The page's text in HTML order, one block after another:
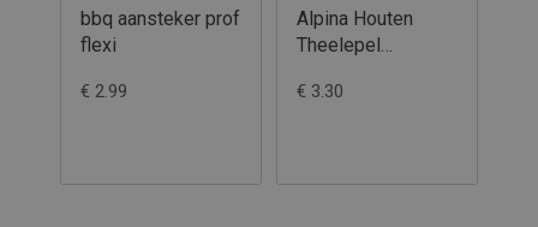
bbq aansteker prof
flexi
€ 2.99
Alpina Houten
Theelepel
€ 3.30